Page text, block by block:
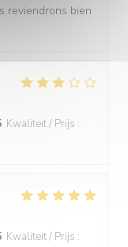
reviendrons bien
Kwaliteit / Prijs :
Kwaliteit / Prijs :